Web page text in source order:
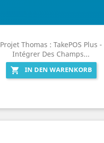
Projet Thomas : TakePOS Plus -
Intégrer Des Champs...

IN DEN WARENKORB